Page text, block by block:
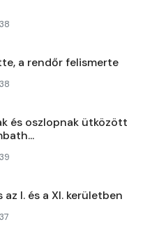
38
a rendőr felismerte
38
és oszlopnak ütközött
39
I. és a XI. kerületben
37